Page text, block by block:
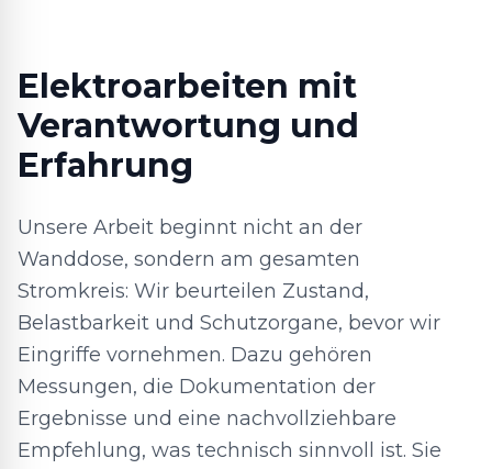
Elektroarbeiten mit
Verantwortung und
Erfahrung
Unsere Arbeit beginnt nicht an der
Wanddose, sondern am gesamten
Stromkreis: Wir beurteilen Zustand,
Belastbarkeit und Schutzorgane, bevor wir
Eingriffe vornehmen. Dazu gehören
Messungen, die Dokumentation der
Ergebnisse und eine nachvollziehbare
Empfehlung, was technisch sinnvoll ist. Sie